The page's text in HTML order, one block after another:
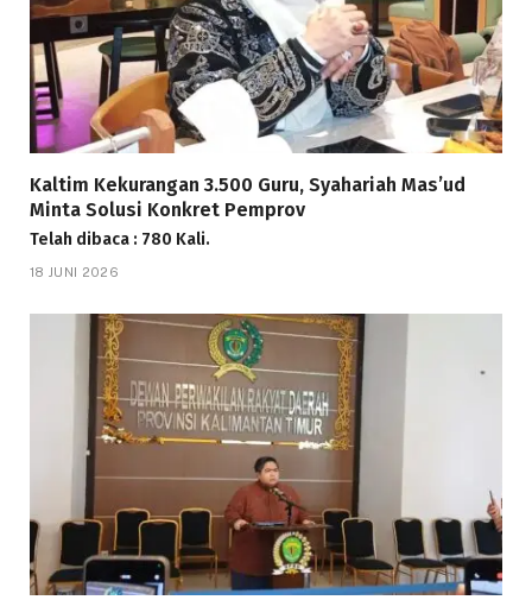
Kaltim Kekurangan 3.500 Guru, Syahariah Mas’ud
Minta Solusi Konkret Pemprov
Telah dibaca : 780 Kali.
18 JUNI 2026